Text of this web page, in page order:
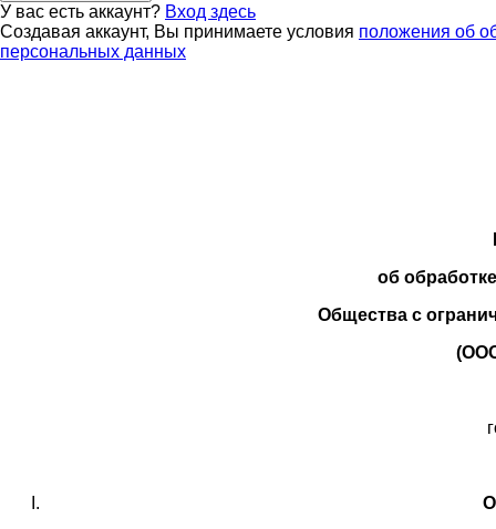
У вас есть аккаунт? Вход здесь
Создавая аккаунт, Вы принимаете условия положения об
персональных данных
об
Общества с